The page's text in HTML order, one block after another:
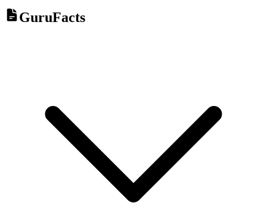
GuruFacts